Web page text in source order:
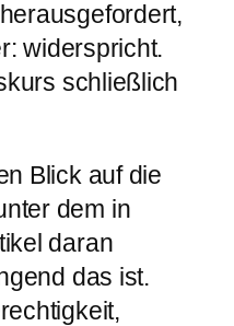
widerspricht.
schließlich
Blick auf die
dem in
daran
das ist.